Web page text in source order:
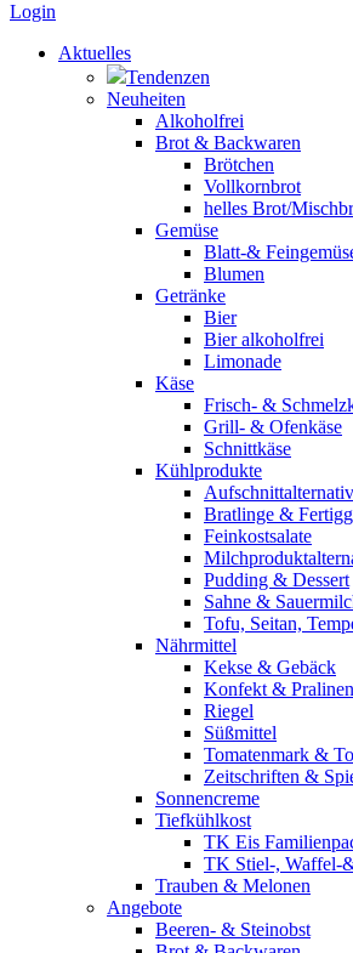
Login
Aktuelles
Tendenzen
Neuheiten
Alkoholfrei
Brot & Backwaren
Brötchen
Vollkornbrot
helles Brot/
Gemüse
Blatt-&
Blumen
Getränke
Bier
Bier alkoholfrei
Limonade
Käse
Frisch- &
Grill- & Ofenkäse
Schnittkäse
Kühlprodukte
Bratlinge &
Feinkostsalate
Pudding & Dessert
Sahne &
Tofu, Seitan,
Nährmittel
Kekse & Gebäck
Konfekt & Pralinen
Riegel
Süßmittel
Tomatenmark &
Zeitschriften &
Sonnencreme
Tiefkühlkost
TK Eis
TK Stiel-, Waffel-
Trauben & Melonen
Angebote
Beeren- & Steinobst